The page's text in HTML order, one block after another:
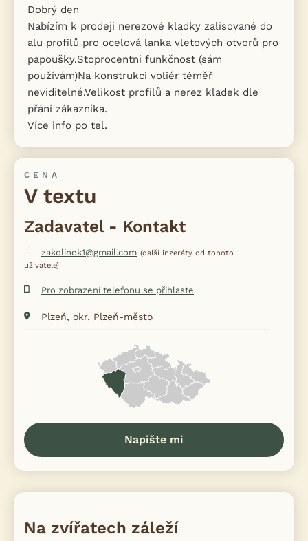
Dobrý den
Nabízím k prodeji nerezové kladky zalisované do
alu profilů pro ocelová lanka vletových otvorů pro
papoušky.Stoprocentni funkčnost (sám
používám)Na konstrukci voliér téměř
neviditelné.Velikost profilů a nerez kladek dle
přání zákazníka.
Více info po tel.
CENA
V textu
Zadavatel - Kontakt
zakolinek1@gmail.com (další inzeráty od tohoto
uživatele)
Pro zobrazení telefonu se přihlaste
Plzeň, okr. Plzeň-město
Napište mi
Na zvířatech záleží